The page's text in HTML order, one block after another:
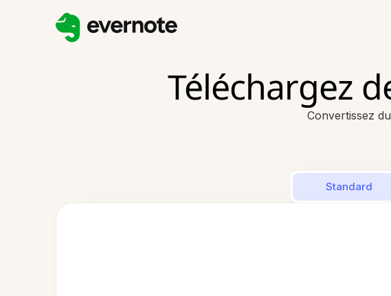
Téléchargez
Convertissez
Standard